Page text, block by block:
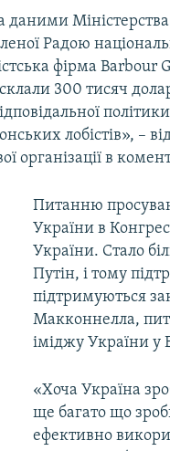
даними
Радою
фірма Barbour
300 тисяч
лобістів», –
організації в
Питанню
України в
України. Стало
Путін, і тому
підтримуються
Макконнелла,
іміджу України у
«Хоча Україна
ще багато що
ефективно